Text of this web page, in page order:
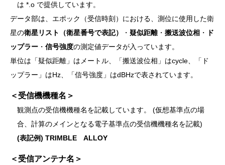
は *.o で提供しています。
データ部は、エポック（受信時刻）における、測位に使用した衛
星の衛星リスト（衛星番号で表記） ・ 疑似距離・ 搬送波位相 ・
ド
ップラー ・ 信号強度の測定値データが入っています。
単位は「疑似距離」はメートル、「搬送波位相」はcycle、「ド
ップラー」はHz、「信号強度」はdBHzで表されています。
＜受信機機種名＞
観測点の受信機機種名を記載しています。 (仮想基準点の場
合、計算のメインとなる電子基準点の受信機機種名を記載)
(表記例) TRIMBLE ALLOY
＜受信アンテナ名＞